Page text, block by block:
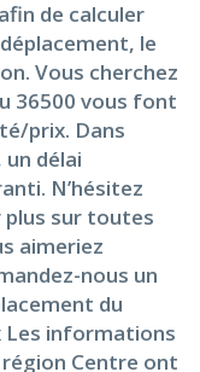
de calculer
le
Vous cherchez
36500 vous font
prix. Dans
un délai
N’hésitez
plus sur toutes
aimeriez
nous un
du
Les informations
Centre ont